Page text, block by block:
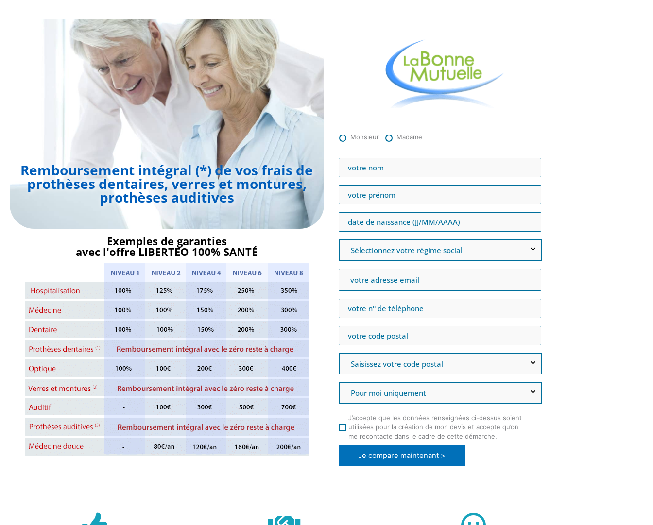
Remboursement intégral (*) de vos frais de
prothèses dentaires, verres et montures,
prothèses auditives
Exemples de garanties
avec l'offre LIBERTEO 100% SANTÉ
Monsieur Madame
J’accepte que les données renseignées ci-dessus soient
utilisées pour la création de mon devis et accepte qu’on
me recontacte dans le cadre de cette démarche.
Je compare maintenant >